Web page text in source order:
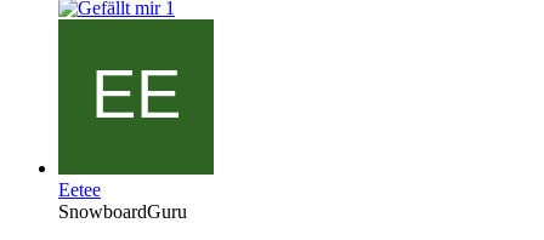
1
Eetee
SnowboardGuru